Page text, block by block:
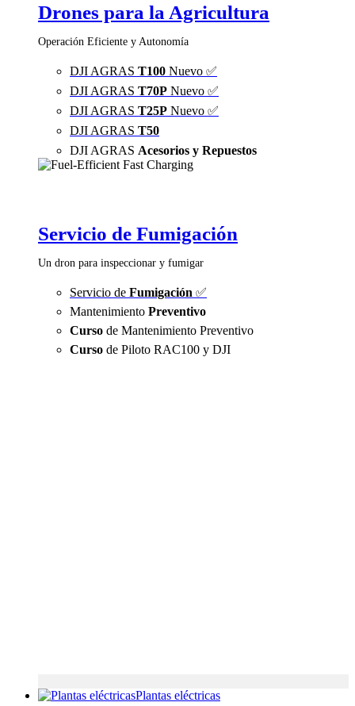
Drones para la Agricultura
Operación Eficiente y Autonomía
DJI AGRAS T100 Nuevo ✅
DJI AGRAS T70P Nuevo ✅
DJI AGRAS T25P Nuevo ✅
DJI AGRAS T50
DJI AGRAS Acesorios y Repuestos
Servicio de Fumigación
Un dron para inspeccionar y fumigar
Servicio de Fumigación ✅
Mantenimiento Preventivo
Curso de Mantenimiento Preventivo
Curso de Piloto RAC100 y DJI
Plantas eléctricas